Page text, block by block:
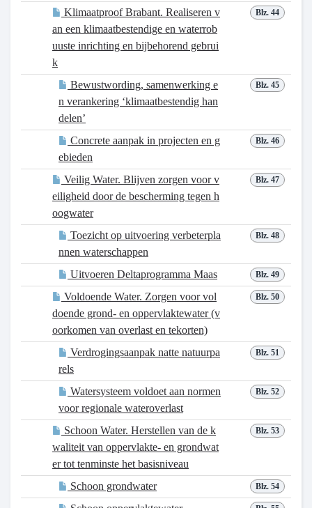
Blz. 44
Klimaatproof Brabant. Realiseren v
an een klimaatbestendige en waterrob
uuste inrichting en bijbehorend gebrui
k
Blz. 45
Bewustwording, samenwerking e
n verankering ‘klimaatbestendig han
delen’
Blz. 46
Concrete aanpak in projecten en g
ebieden
Blz. 47
Veilig Water. Blijven zorgen voor v
eiligheid door de bescherming tegen h
oogwater
Blz. 48
Toezicht op uitvoering verbeterpla
nnen waterschappen
Blz. 49
Uitvoeren Deltaprogramma Maas
Blz. 50
Voldoende Water. Zorgen voor vol
doende grond- en oppervlaktewater (v
oorkomen van overlast en tekorten)
Blz. 51
Verdrogingsaanpak natte natuurpa
rels
Blz. 52
Watersysteem voldoet aan normen
voor regionale wateroverlast
Blz. 53
Schoon Water. Herstellen van de k
waliteit van oppervlakte- en grondwat
er tot tenminste het basisniveau
Blz. 54
Schoon grondwater